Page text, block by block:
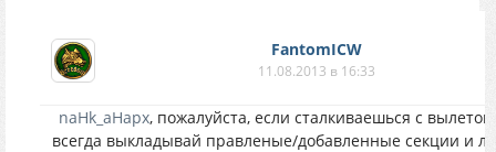
FantomICW
11.08.2013 в 16:33
naHk_aHapx, пожалуйста, если сталкиваешься с вылетом,
всегда выкладывай правленые/добавленные секции и